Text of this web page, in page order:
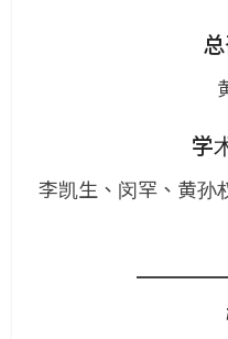
学
李凯生、闵罕、黄孙